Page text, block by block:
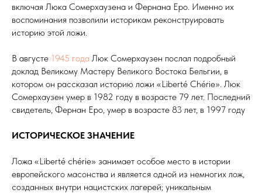
включая Люка Сомерхаузена и Фернана Еро. Именно их
воспоминания позволили историкам реконструировать
историю этой ложи.
В августе 1945 года Люк Сомерхаузен послал подробный
доклад Великому Мастеру Великого Востока Бельгии, в
котором он рассказал историю ложи «Liberté Chérie». Люк
Сомерхаузен умер в 1982 году в возрасте 79 лет. Последний
свидетель, Фернан Eро, умер в возрасте 83 лет, в 1997 году
ИСТОРИЧЕСКОЕ ЗНАЧЕНИЕ
Ложа «Liberté chérie» занимает особое место в истории
европейского масонства и является одной из немногих лож,
созданных внутри нацистских лагерей; уникальным